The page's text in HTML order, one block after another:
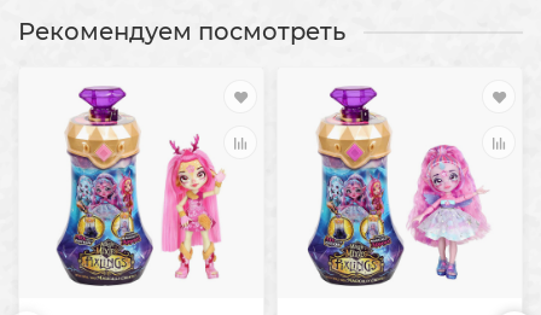
Рекомендуем посмотреть